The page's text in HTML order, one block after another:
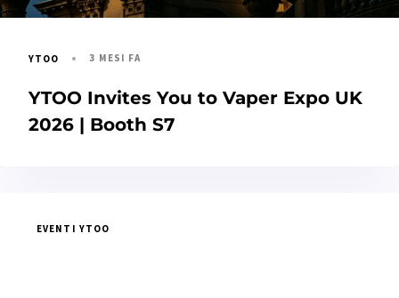
YTOO 3 MESI FA
YTOO Invites You to Vaper Expo UK
2026 | Booth S7
EVENTI YTOO